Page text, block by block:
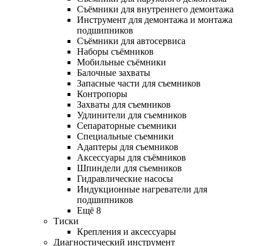
Съёмники для внутреннего демонтажа
Инструмент для демонтажа и монтажа
подшипников
Съёмники для автосервиса
Наборы съёмников
Мобильные съёмники
Балочные захваты
Запасные части для съемников
Контропоры
Захваты для съемников
Удлинители для съемников
Сепараторные съемники
Специальные съемники
Адаптеры для съемников
Аксессуары для съёмников
Шпиндели для съемников
Гидравлические насосы
Индукционные нагреватели для
подшипников
Ещё 8
Тиски
Крепления и аксессуары
Диагностический инструмент